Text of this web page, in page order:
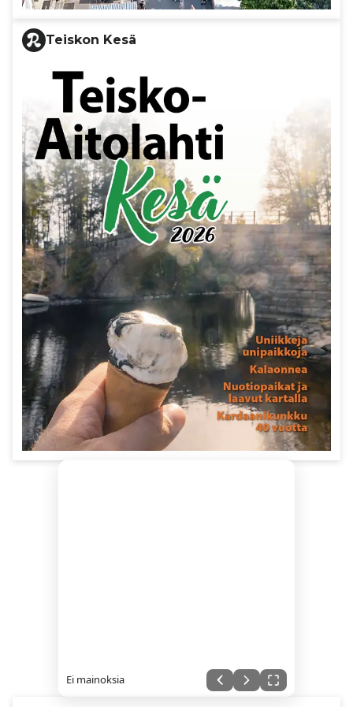
Teiskon Kesä
Ei mainoksia